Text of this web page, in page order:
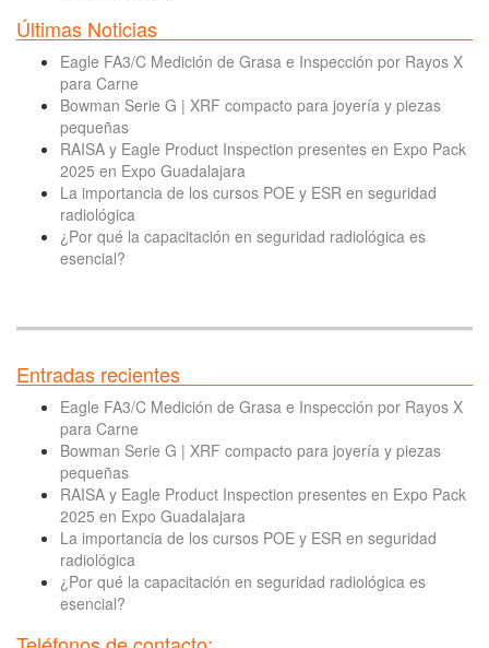
Últimas Noticias
Eagle FA3/C Medición de Grasa e Inspección por Rayos X
para Carne
Bowman Serie G | XRF compacto para joyería y piezas
pequeñas
RAISA y Eagle Product Inspection presentes en Expo Pack
2025 en Expo Guadalajara
La importancia de los cursos POE y ESR en seguridad
radiológica
¿Por qué la capacitación en seguridad radiológica es
esencial?
Entradas recientes
Eagle FA3/C Medición de Grasa e Inspección por Rayos X
para Carne
Bowman Serie G | XRF compacto para joyería y piezas
pequeñas
RAISA y Eagle Product Inspection presentes en Expo Pack
2025 en Expo Guadalajara
La importancia de los cursos POE y ESR en seguridad
radiológica
¿Por qué la capacitación en seguridad radiológica es
esencial?